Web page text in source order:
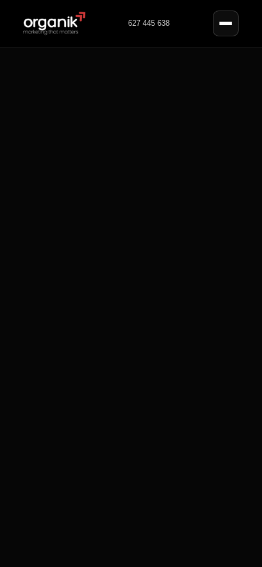
627 445 638